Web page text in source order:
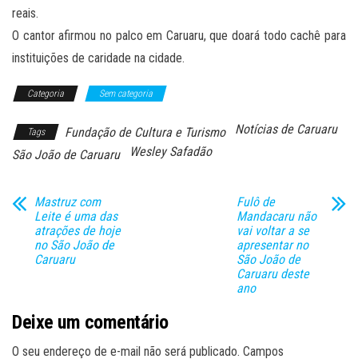
reais.
O cantor afirmou no palco em Caruaru, que doará todo cachê para
instituições de caridade na cidade.
Categoria Sem categoria
Tags Fundação de Cultura e Turismo
Notícias de Caruaru
São João de Caruaru
Wesley Safadão
Mastruz com
Leite é uma das
atrações de hoje
no São João de
Caruaru
Fulô de
Mandacaru não
vai voltar a se
apresentar no
São João de
Caruaru deste
ano
Deixe um comentário
O seu endereço de e-mail não será publicado. Campos